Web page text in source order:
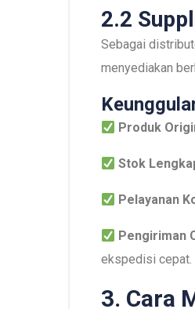
2.2
Sebagai
menyediakan
Produk
Stok
Pelayanan
Pengiriman
ekspedisi cepat.
3. Cara